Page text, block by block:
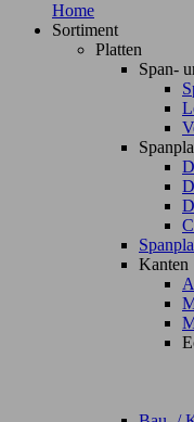
Home
Sortiment
Platten
Span-
Kanten